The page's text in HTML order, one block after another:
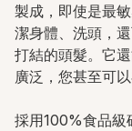
製成，即使是最
潔身體、洗頭，
打結的頭髮。它
廣泛，您甚至可
採用100%食品級